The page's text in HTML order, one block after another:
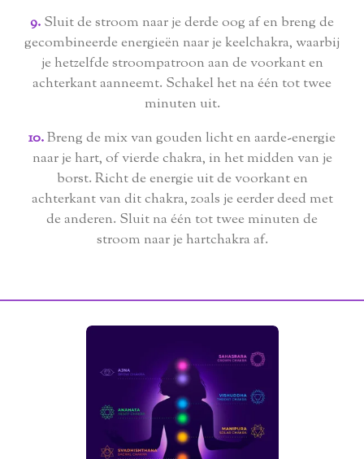
9. Sluit de stroom naar je derde oog af en breng de
gecombineerde energieën naar je keelchakra, waarbij
je hetzelfde stroompatroon aan de voorkant en
achterkant aanneemt. Schakel het na één tot twee
minuten uit.
10.Breng de mix van gouden licht en aarde-energie
naar je hart, of vierde chakra, in het midden van je
borst. Richt de energie uit de voorkant en
achterkant van dit chakra, zoals je eerder deed met
de anderen. Sluit na één tot twee minuten de
stroom naar je hartchakra af.